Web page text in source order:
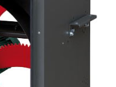
electrical